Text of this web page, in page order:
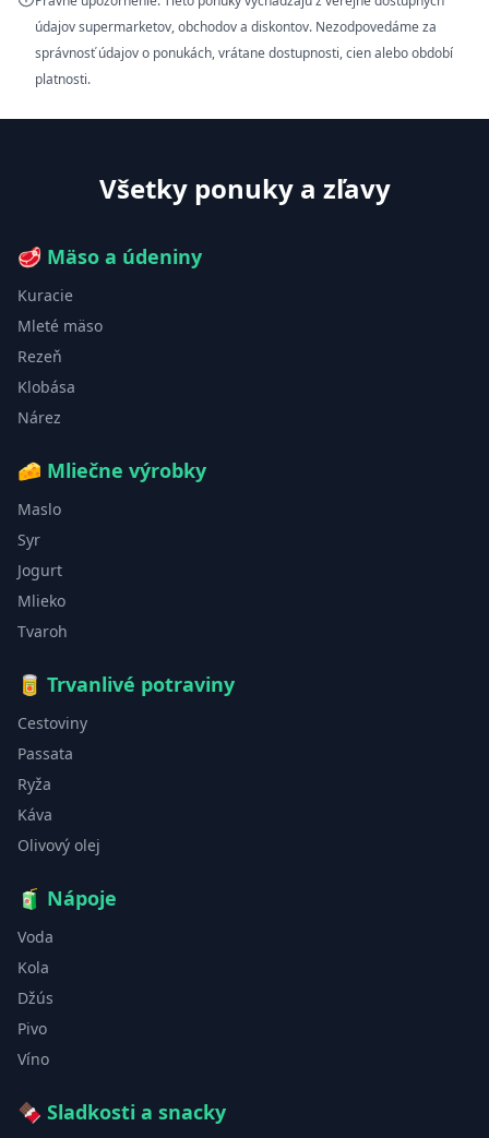
údajov supermarketov, obchodov a diskontov. Nezodpovedáme za
správnosť údajov o ponukách, vrátane dostupnosti, cien alebo období
platnosti.
Všetky ponuky a zľavy
🥩 Mäso a údeniny
Kuracie
Mleté mäso
Rezeň
Klobása
Nárez
🧀 Mliečne výrobky
Maslo
Syr
Jogurt
Mlieko
Tvaroh
🥫 Trvanlivé potraviny
Cestoviny
Passata
Ryža
Káva
Olivový olej
🧃 Nápoje
Voda
Kola
Džús
Pivo
Víno
🍫 Sladkosti a snacky